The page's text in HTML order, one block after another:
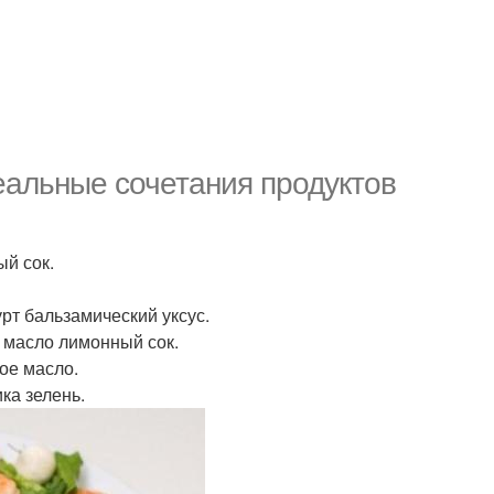
сочетания продуктов
сок.
бальзамический уксус.
масло лимонный сок.
масло.
зелень.